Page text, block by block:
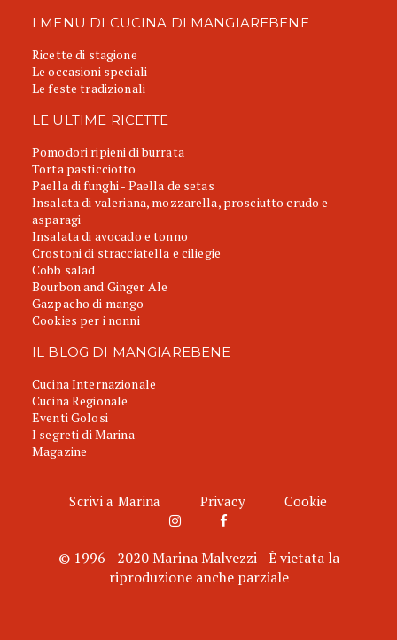
I MENU DI CUCINA DI MANGIAREBENE
Ricette di stagione
Le occasioni speciali
Le feste tradizionali
LE ULTIME RICETTE
Pomodori ripieni di burrata
Torta pasticciotto
Paella di funghi - Paella de setas
Insalata di valeriana, mozzarella, prosciutto crudo e
asparagi
Insalata di avocado e tonno
Crostoni di stracciatella e ciliegie
Cobb salad
Bourbon and Ginger Ale
Gazpacho di mango
Cookies per i nonni
IL BLOG DI MANGIAREBENE
Cucina Internazionale
Cucina Regionale
Eventi Golosi
I segreti di Marina
Magazine
Scrivi a Marina Privacy Cookie
© 1996 - 2020 Marina Malvezzi - È vietata la
riproduzione anche parziale